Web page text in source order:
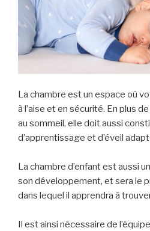
La chambre est un espace où
à l’aise et en sécurité. En plus
au sommeil, elle doit aussi
d’apprentissage et d’éveil
La chambre d’enfant est aussi
son développement, et sera le
dans lequel il apprendra à
Il est ainsi nécessaire de